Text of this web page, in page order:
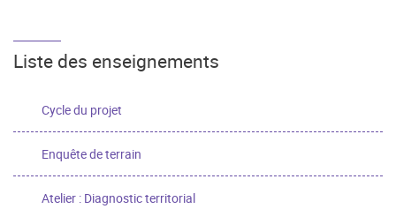
Liste des enseignements
Cycle du projet
Enquête de terrain
Atelier : Diagnostic territorial